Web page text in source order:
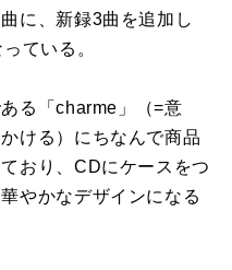
に、新録3曲を追加し
ている。
る「charme」（=意
ける）にちなんで商品
おり、CDにケースをつ
やかなデザインになる